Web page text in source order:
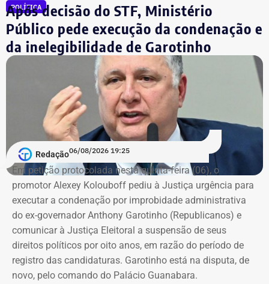
sobre marca, modelo ou valor de mercado dos relógios.
POLÍTICA
Após decisão do STF, Ministério
Público pede execução da condenação e
da inelegibilidade de Garotinho
Redação06/08/2026 19:25
Em petição protocolada nesta quinta-feira (06), o
promotor Alexey Kolouboff pediu à Justiça urgência para
executar a condenação por improbidade administrativa
do ex-governador Anthony Garotinho (Republicanos) e
comunicar à Justiça Eleitoral a suspensão de seus
direitos políticos por oito anos, em razão do período de
registro das candidaturas. Garotinho está na disputa, de
novo, pelo comando do Palácio Guanabara.